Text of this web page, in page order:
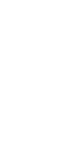
koning van
aangesteld
mannen
Jismaël, de
zoon van
Tanchumet
Gedalja
ede: `U
bezetters;
van Babel;